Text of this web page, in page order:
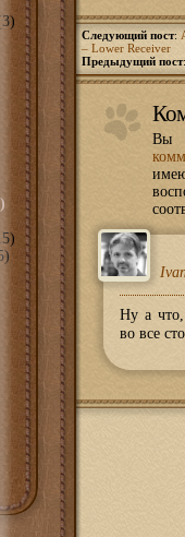
Следующий пост:
– Lower Receiver
Предыдущий пост:
Вы
Ну а что,
во все